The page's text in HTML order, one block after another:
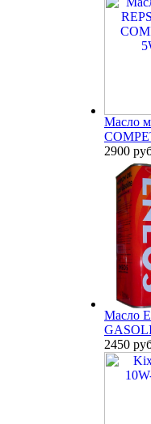
Масло
2900
Масло
2450